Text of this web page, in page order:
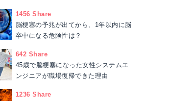
1456 Share
脳梗塞の予兆が出てから、1年以内に脳
卒中になる危険性は？
642 Share
45歳で脳梗塞になった女性システムエ
ンジニアが職場復帰できた理由
1236 Share